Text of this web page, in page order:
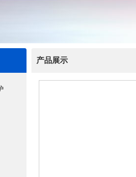
产品展示